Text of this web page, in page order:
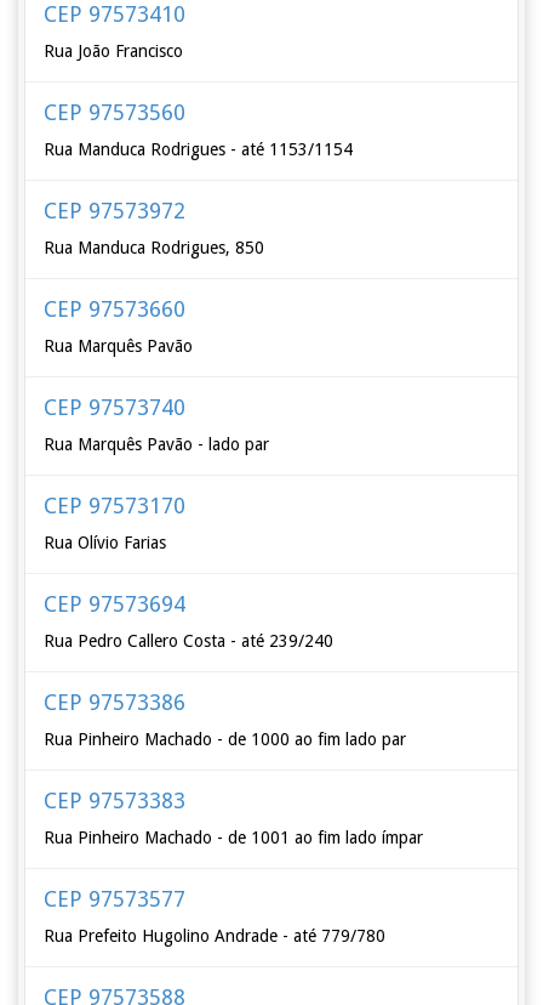
CEP 97573410
Rua João Francisco
CEP 97573560
Rua Manduca Rodrigues - até 1153/1154
CEP 97573972
Rua Manduca Rodrigues, 850
CEP 97573660
Rua Marquês Pavão
CEP 97573740
Rua Marquês Pavão - lado par
CEP 97573170
Rua Olívio Farias
CEP 97573694
Rua Pedro Callero Costa - até 239/240
CEP 97573386
Rua Pinheiro Machado - de 1000 ao fim lado par
CEP 97573383
Rua Pinheiro Machado - de 1001 ao fim lado ímpar
CEP 97573577
Rua Prefeito Hugolino Andrade - até 779/780
CEP 97573588